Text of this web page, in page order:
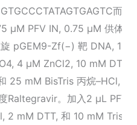
而形
μM PFV IN, 0.75 μM 供体
pGEM9-Zf(−) 靶 DNA, 125
4 μM ZnCl2, 10 mM DTT,
25 mM BisTris 丙烷–HCl, pH
Raltegravir。加入2 μL PFV
2 mM DTT, 和 10 mM Tris-